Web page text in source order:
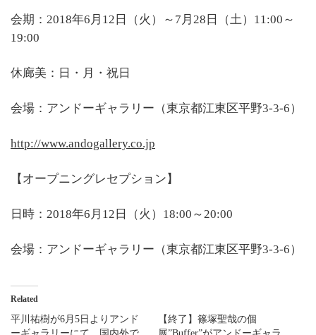
会期：2018年6月12日（火）～7月28日（土）11:00～
19:00
休廊美：日・月・祝日
会場：アンドーギャラリー（東京都江東区平野3-3-6）
http://www.andogallery.co.jp
【オープニングレセプション】
日時：2018年6月12日（火）18:00～20:00
会場：アンドーギャラリー（東京都江東区平野3-3-6）
Related
平川祐樹が6月5日よりアンド
【終了】篠塚聖哉の個